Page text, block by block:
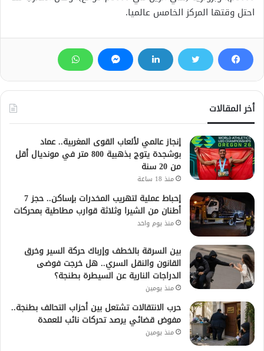
احتل وقتها المركز الخامس عالميا.
أخر المقالات
إنجاز عالمي لألعاب القوى المغربية.. عماد
بوشجدة يتوج بذهبية 800 متر في مونديال أقل
من 20 سنة
منذ 18 ساعة
إحباط عملية لتهريب المخدرات بإساكن.. حجز 7
أطنان من الشيرا وثلاثة قوارب مطاطية بمحركات
منذ يوم واحد
بين السرقة بالخطف وإرباك حركة السير وخرق
القانون والنقل السري.. هل خرجت فوضى
الدراجات النارية عن السيطرة بطنجة؟
منذ يومين
حرب الانتقالات تشتعل بين أحزاب التحالف بطنجة..
مفوض قضائي يرصد تحركات نائب للعمدة
منذ يومين